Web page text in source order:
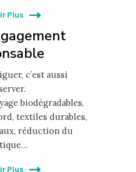
Plus
c’est aussi
biodégradables,
textiles durables,
réduction du
Plus